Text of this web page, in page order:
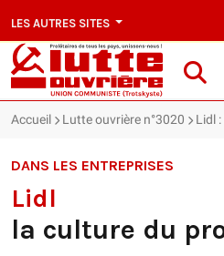
LES AUTRES SITES
Accueil Lutte ouvrière n°3020 Lidl
DANS LES ENTREPRISES
Lidl
la culture du